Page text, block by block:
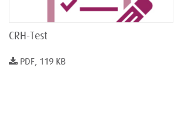
CRH-Test
PDF, 119 KB